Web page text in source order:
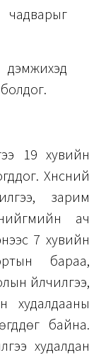
19 хувийн
Хүнсний
зарим
нийгмийн ач
7 хувийн
бараа,
үйлчилгээ,
худалдааны
байна.
худалдан